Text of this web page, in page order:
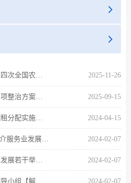
西市区人民政府关于做好第四次全国农业普查工作的通知【解读】 2025-11-26
西市区2025年度扬尘污染专项整治方案【解读】 2025-09-15
西市区廉租住房保障实物配租分配实施方案【解读】 2024-04-15
西市区“三年新突破”期间中介服务业发展规划【解读】 2024-02-07
西市区促进中介服务业健康发展若干举措【解读】 2024-02-07
西市区社会信用体系建设领导小组【解读】 2024-02-07